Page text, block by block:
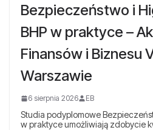
Bezpieczeństwo i
BHP w praktyce –
Finansów i Biznesu
Warszawie
6 sierpnia 2026 EB
Studia podyplomowe
w praktyce umożliwiają zdobycie